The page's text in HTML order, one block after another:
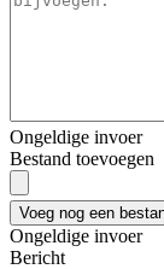
Ongeldige invoer
Bestand toevoegen
Voeg nog een
Ongeldige invoer
Bericht